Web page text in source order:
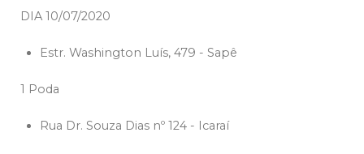
DIA 10/07/2020
Estr. Washington Luís, 479 - Sapê
1 Poda
Rua Dr. Souza Dias nº 124 - Icaraí